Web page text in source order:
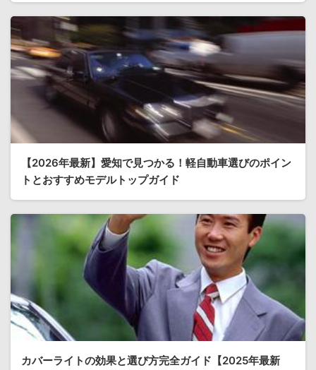
【2026年最新】愛知で見つかる！軽自動車選びのポイン
トとおすすめモデルトップガイド
カバーライトの効果と選び方完全ガイド【2025年最新